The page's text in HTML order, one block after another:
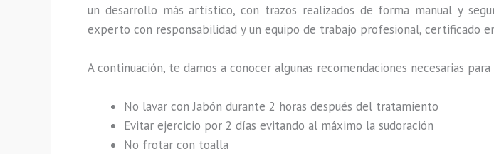
un desarrollo más artístico, con trazos realizados de forma manual y
experto con responsabilidad y un equipo de trabajo profesional, certificado
A continuación, te damos a conocer algunas recomendaciones necesarias
No lavar con Jabón durante 2 horas después del tratamiento
Evitar ejercicio por 2 días evitando al máximo la sudoración
No frotar con toalla